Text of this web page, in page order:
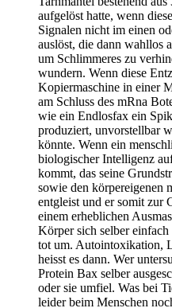
aufgelöst hatte, wenn
Signalen nicht im einen
auslöst, die dann wahllos
um Schlimmeres zu
wundern. Wenn diese
Kopiermaschine in einer
am Schluss des mRna
wie ein Endlosfax ein
produziert, unvorstellbar
könnte. Wenn ein
biologischer Intelligenz
kommt, das seine
sowie den körpereigenen
entgleist und er somit zur
einem erheblichen
Körper sich selber
tot um. Autointoxikation,
heisst es dann. Wer
Protein Bax selber
oder sie umfiel. Was bei
leider beim Menschen